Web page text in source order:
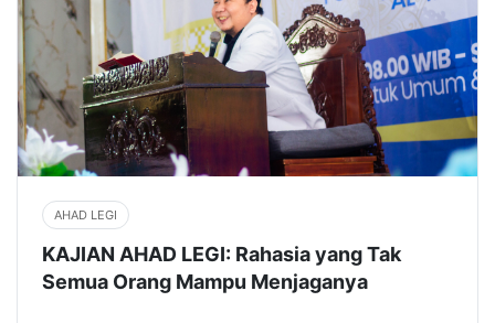
AHAD LEGI
KAJIAN AHAD LEGI: Rahasia yang Tak
Semua Orang Mampu Menjaganya